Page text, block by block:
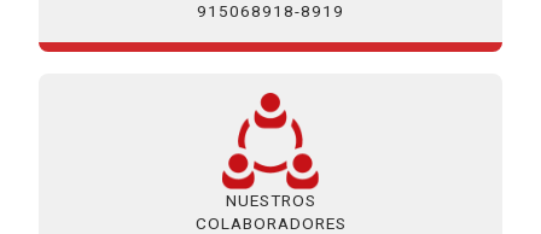
915068918-8919
NUESTROS
COLABORADORES